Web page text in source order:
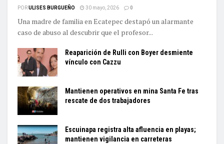
PORULISES BURGUEÑO 30 mayo, 2026 0
Una madre de familia en Ecatepec destapó un alarmante
caso de abuso al descubrir que el profesor...
Reaparición de Rulli con Boyer desmiente
vínculo con Cazzu
Mantienen operativos en mina Santa Fe tras
rescate de dos trabajadores
Escuinapa registra alta afluencia en playas;
mantienen vigilancia en carreteras